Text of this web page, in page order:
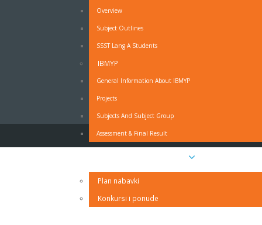
Overview
Subject Outlines
SSST Lang A Students
IBMYP
General Information About IBMYP
Projects
Subjects And Subject Group
Assessment & Final Result
Plan nabavki
Konkursi i ponude
OBRAZAC - MOLBA ZA ODSUSTVO SA
Obrazac - Molba za odsustvo sa nastave - PDF
Obrazac - Molba za odsustvo sa nastave - MS Word
IZJAVA RODITELJA O PRAVDANJU IZOSTANAKA